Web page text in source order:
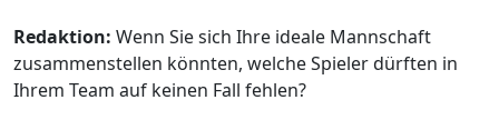
Redaktion: Wenn Sie sich Ihre ideale Mannschaft
zusammenstellen könnten, welche Spieler dürften in
Ihrem Team auf keinen Fall fehlen?